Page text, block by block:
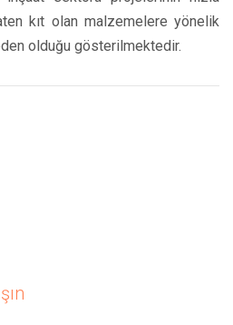
kıt olan malzemelere yönelik
olduğu gösterilmektedir.